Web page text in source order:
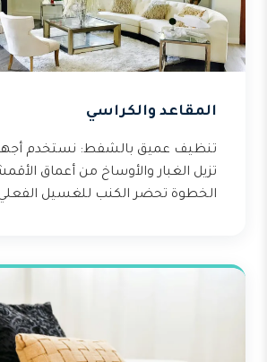
المقاعد والكراسي
تنظيف عميق بالشفط: نستخدم
تزيل الغبار والأوساخ من أعماق
الخطوة تحضر الكنب للغسيل